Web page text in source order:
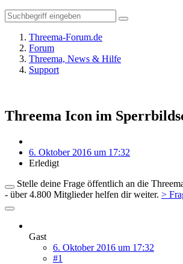
Threema-Forum.de
Forum
Threema, News & Hilfe
Support
Threema Icon im
6. Oktober 2016 um 17:32
Erledigt
Stelle deine Frage öffentlich an die
- über 4.800 Mitglieder helfen dir weiter. >
Gast
6. Oktober 2016 um 17:32
#1